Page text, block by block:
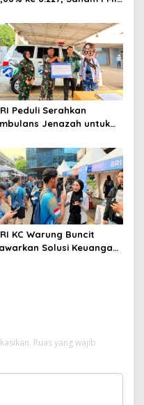
Ini Daftar Saham
Cuan & Volume
31 Juli 2026
Peduli Serahkan
Jenazah untuk
KC Warung Buncit
Solusi Keuangan
Ruas yang wajib